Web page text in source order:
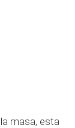
masa, esta